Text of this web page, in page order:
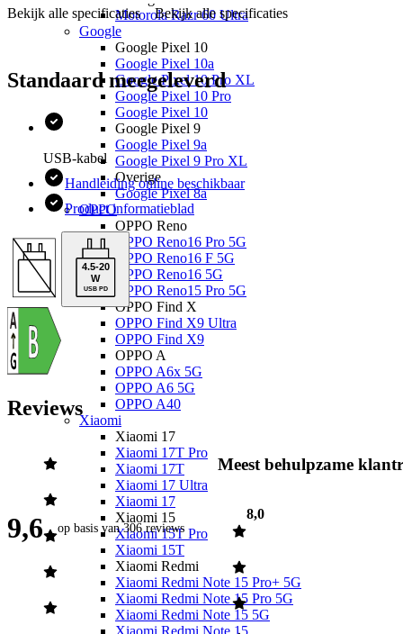
Motorola Razr 60 Ultra
Google
Google Pixel 10
Google Pixel 10a
Google Pixel 10 Pro XL
Google Pixel 10 Pro
Google Pixel 10
Google Pixel 9
Google Pixel 9a
Google Pixel 9 Pro XL
Overige
Google Pixel 8a
OPPO
OPPO Reno
OPPO Reno16 Pro 5G
OPPO Reno16 F 5G
OPPO Reno16 5G
OPPO Reno15 Pro 5G
OPPO Find X
OPPO Find X9 Ultra
OPPO Find X9
OPPO A
OPPO A6x 5G
OPPO A6 5G
OPPO A40
Xiaomi
Xiaomi 17
Xiaomi 17T Pro
Xiaomi 17T
Xiaomi 17 Ultra
Xiaomi 17
Xiaomi 15
Xiaomi 15T Pro
Xiaomi 15T
Xiaomi Redmi
Xiaomi Redmi Note 15 Pro+ 5G
Xiaomi Redmi Note 15 Pro 5G
Xiaomi Redmi Note 15 5G
Xiaomi Redmi Note 15
Bekijk alle specificaties
Bekijk alle specificaties
Standaard meegeleverd
USB-kabel
Handleiding online beschikbaar
Product informatieblad
4.5-20
W
USB PD
Reviews
9,6 op basis van306 reviews
Meest behulpzame
8,0